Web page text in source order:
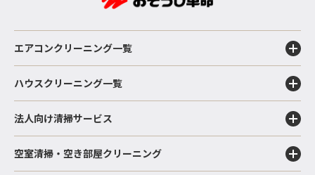
エアコンクリーニング一覧
ハウスクリーニング一覧
法人向け清掃サービス
空室清掃・空き部屋クリーニング